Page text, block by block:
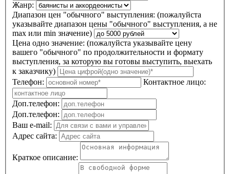
Жанр:
Диапазон цен "обычного" выступления:
указывайте диапазон цены "обычного" выступления, а не
max или min значение)
Цена одно значение:
вашего "обычного" по продолжительности и формату
выступления, за которую вы готовы выступить, выехать
к заказчику)
Телефон:
Контактное лицо:
Доп.телефон:
Доп.телефон:
Ваш e-mail:
Адрес сайта:
Краткое описание: